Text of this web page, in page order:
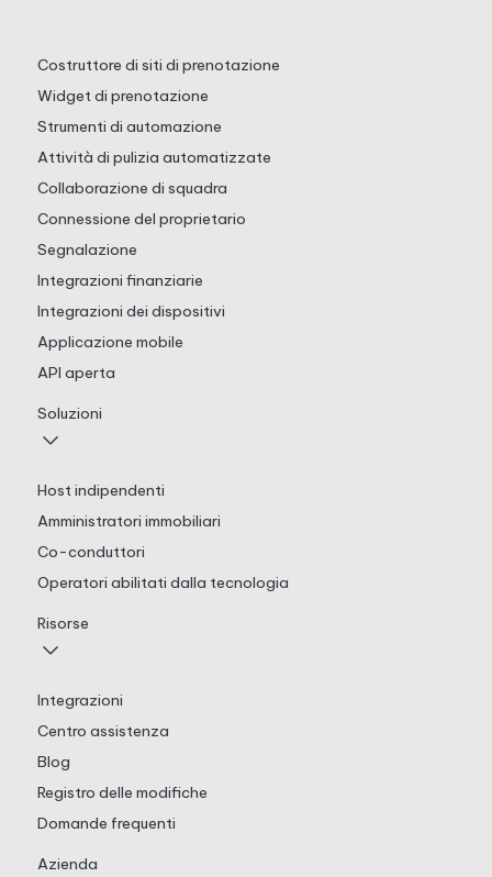
Costruttore di siti di prenotazione
Widget di prenotazione
Strumenti di automazione
Attività di pulizia automatizzate
Collaborazione di squadra
Connessione del proprietario
Segnalazione
Integrazioni finanziarie
Integrazioni dei dispositivi
Applicazione mobile
API aperta
Soluzioni
Host indipendenti
Amministratori immobiliari
Co-conduttori
Operatori abilitati dalla tecnologia
Risorse
Integrazioni
Centro assistenza
Blog
Registro delle modifiche
Domande frequenti
Azienda